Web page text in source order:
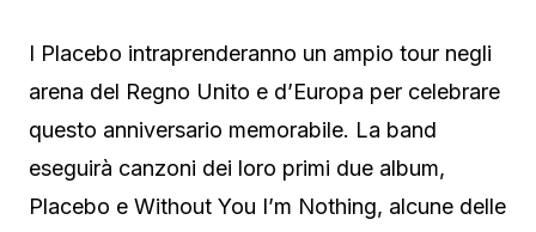
I Placebo intraprenderanno un ampio tour negli
arena del Regno Unito e d’Europa per celebrare
questo anniversario memorabile. La band
eseguirà canzoni dei loro primi due album,
Placebo e Without You I’m Nothing, alcune delle